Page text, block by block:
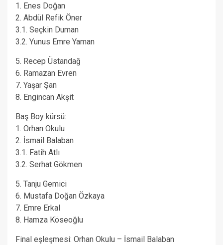
1. Enes Doğan
2. Abdül Refik Öner
3.1. Seçkin Duman
3.2. Yunus Emre Yaman
5. Recep Üstandağ
6. Ramazan Evren
7. Yaşar Şan
8. Engincan Akşit
Baş Boy kürsü:
1. Orhan Okulu
2. İsmail Balaban
3.1. Fatih Atlı
3.2. Serhat Gökmen
5. Tanju Gemici
6. Mustafa Doğan Özkaya
7. Emre Erkal
8. Hamza Köseoğlu
Final eşleşmesi: Orhan Okulu – İsmail Balaban